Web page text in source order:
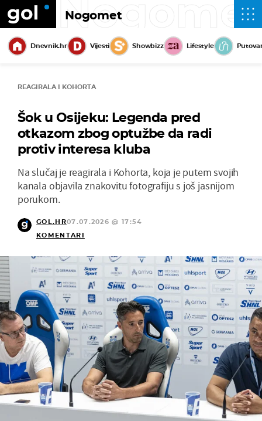
Nogomet
Dnevnik.hr Vijesti Showbizz Lifestyle
REAGIRALA I KOHORTA
Šok u Osijeku: Legenda pred
otkazom zbog optužbe da radi
protiv interesa kluba
Na slučaj je reagirala i Kohorta, koja je putem svojih
kanala objavila znakovitu fotografiju s još jasnijom
porukom.
GOL.HR07.07.2026 @ 17:54
KOMENTARI